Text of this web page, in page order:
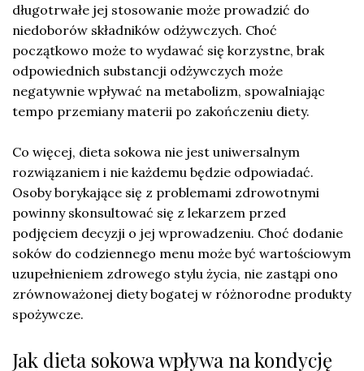
długotrwałe jej stosowanie może prowadzić do
niedoborów składników odżywczych. Choć
początkowo może to wydawać się korzystne, brak
odpowiednich substancji odżywczych może
negatywnie wpływać na metabolizm, spowalniając
tempo przemiany materii po zakończeniu diety.
Co więcej, dieta sokowa nie jest uniwersalnym
rozwiązaniem i nie każdemu będzie odpowiadać.
Osoby borykające się z problemami zdrowotnymi
powinny skonsultować się z lekarzem przed
podjęciem decyzji o jej wprowadzeniu. Choć dodanie
soków do codziennego menu może być wartościowym
uzupełnieniem zdrowego stylu życia, nie zastąpi ono
zrównoważonej diety bogatej w różnorodne produkty
spożywcze.
Jak dieta sokowa wpływa na kondycję